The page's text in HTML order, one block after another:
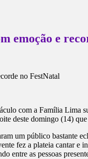
emoção e
com a Família Lima
deste domingo (14)
um público bastante
fez a plateia cantar
entre as pessoas